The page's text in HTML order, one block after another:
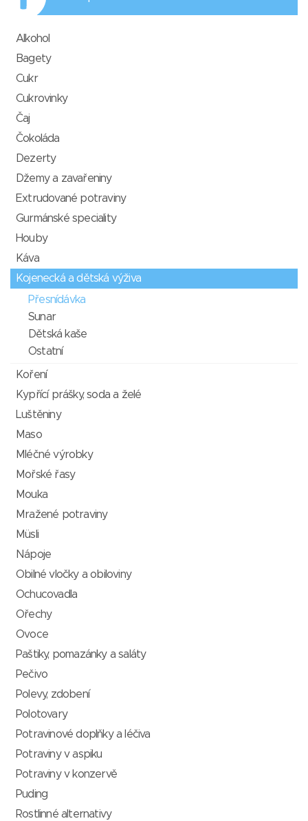
Alkohol
Bagety
Cukr
Cukrovinky
Čaj
Čokoláda
Dezerty
Džemy a zavařeniny
Extrudované potraviny
Gurmánské speciality
Houby
Káva
Kojenecká a dětská výživa
Přesnídávka
Sunar
Dětská kaše
Ostatní
Koření
Kypřící prášky, soda a želé
Luštěniny
Maso
Mléčné výrobky
Mořské řasy
Mouka
Mražené potraviny
Müsli
Nápoje
Obilné vločky a obiloviny
Ochucovadla
Ořechy
Ovoce
Paštiky, pomazánky a saláty
Pečivo
Polevy, zdobení
Polotovary
Potravinové doplňky a léčiva
Potraviny v aspiku
Potraviny v konzervě
Puding
Rostlinné alternativy